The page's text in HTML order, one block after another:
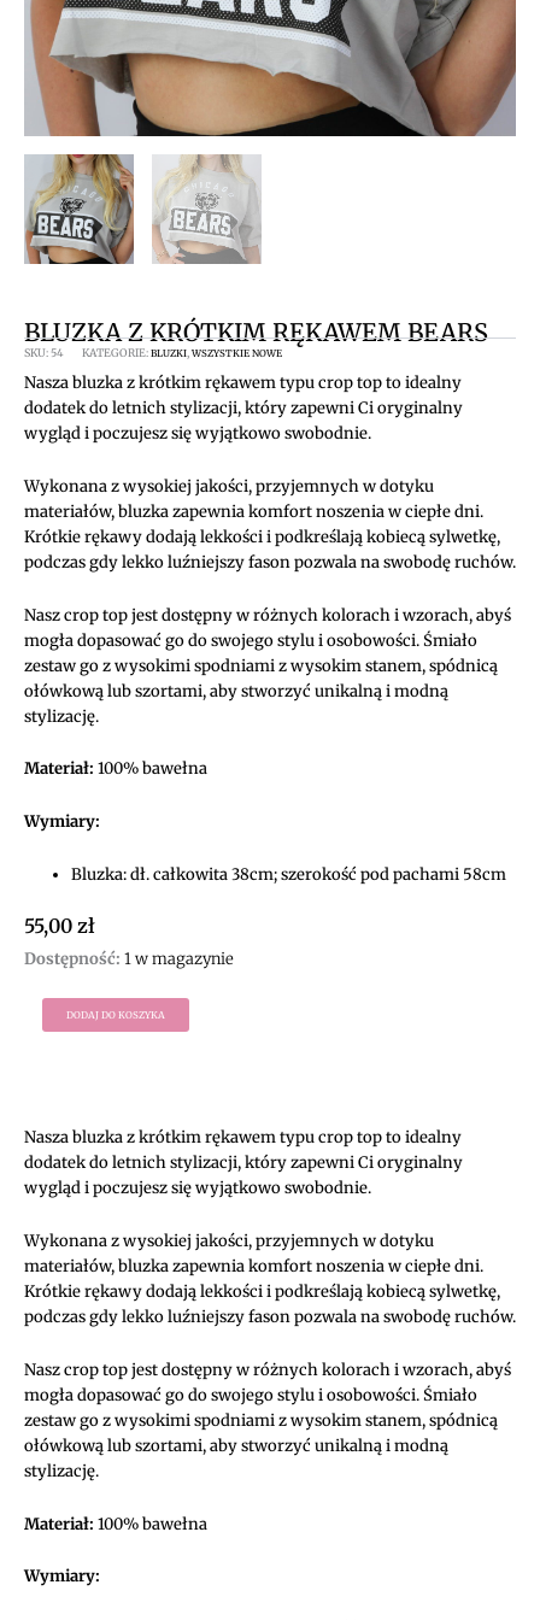
BLUZKA Z KRÓTKIM RĘKAWEM BEARS
SKU:54 KATEGORIE: BLUZKI WSZYSTKIE NOWE
Nasza bluzka z krótkim rękawem typu crop top to idealny
dodatek do letnich stylizacji, który zapewni Ci oryginalny
wygląd i poczujesz się wyjątkowo swobodnie.
Wykonana z wysokiej jakości, przyjemnych w dotyku
materiałów, bluzka zapewnia komfort noszenia w ciepłe dni.
Krótkie rękawy dodają lekkości i podkreślają kobiecą sylwetkę,
podczas gdy lekko luźniejszy fason pozwala na swobodę ruchów.
Nasz crop top jest dostępny w różnych kolorach i wzorach, abyś
mogła dopasować go do swojego stylu i osobowości. Śmiało
zestaw go z wysokimi spodniami z wysokim stanem, spódnicą
ołówkową lub szortami, aby stworzyć unikalną i modną
stylizację.
Materiał: 100% bawełna
Wymiary:
Bluzka: dł. całkowita 38cm; szerokość pod pachami 58cm
55,00 zł
Dostępność: 1 w magazynie
ilość
krótkim
DODAJ DO KOSZYKA
Nasza bluzka z krótkim rękawem typu crop top to idealny
dodatek do letnich stylizacji, który zapewni Ci oryginalny
wygląd i poczujesz się wyjątkowo swobodnie.
Wykonana z wysokiej jakości, przyjemnych w dotyku
materiałów, bluzka zapewnia komfort noszenia w ciepłe dni.
Krótkie rękawy dodają lekkości i podkreślają kobiecą sylwetkę,
podczas gdy lekko luźniejszy fason pozwala na swobodę ruchów.
Nasz crop top jest dostępny w różnych kolorach i wzorach, abyś
mogła dopasować go do swojego stylu i osobowości. Śmiało
zestaw go z wysokimi spodniami z wysokim stanem, spódnicą
ołówkową lub szortami, aby stworzyć unikalną i modną
stylizację.
Materiał: 100% bawełna
Wymiary: